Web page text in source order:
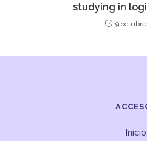
studying in
9
Inicio